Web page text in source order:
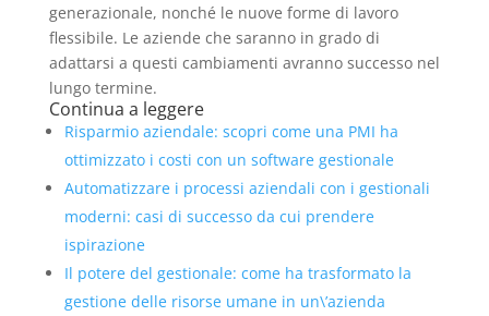
generazionale, nonché le nuove forme di lavoro
flessibile. Le aziende che saranno in grado di
adattarsi a questi cambiamenti avranno successo nel
lungo termine.
Continua a leggere
Risparmio aziendale: scopri come una PMI ha
ottimizzato i costi con un software gestionale
Automatizzare i processi aziendali con i gestionali
moderni: casi di successo da cui prendere
ispirazione
Il potere del gestionale: come ha trasformato la
gestione delle risorse umane in un\’azienda